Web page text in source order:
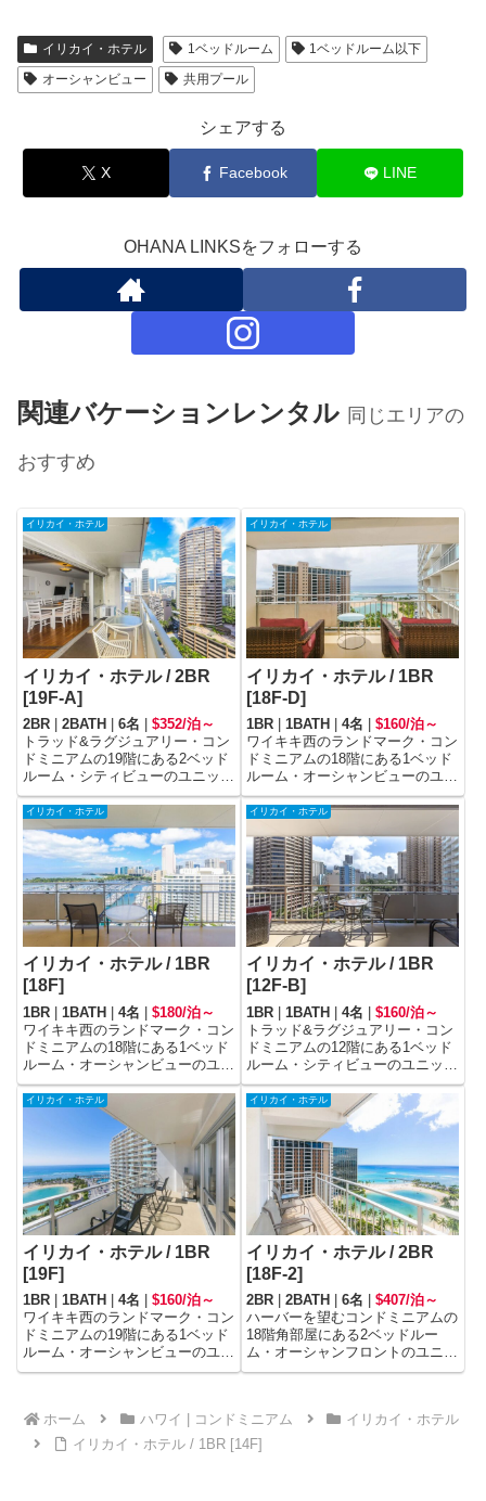
イリカイ・ホテル 1ベッドルーム
1ベッドルーム以下
オーシャンビュー
共用プール
シェアする
X Facebook LINE
OHANA LINKSをフォローする
関連バケーションレンタル 同じエリアの
おすすめ
イリカイ・ホテル
イリカイ・ホテル / 2BR
[19F-A]
2BR 2BATH 6名
$352/泊～
トラッド&ラグジュアリー・コン
ドミニアムの19階にある2ベッド
ルーム・シティビューのユニット
です。
イリカイ・ホテル
イリカイ・ホテル / 1BR
[18F-D]
1BR| 1BATH 4名
$160/泊～
ワイキキ西のランドマーク・コン
ドミニアムの18階にある1ベッド
ルーム・オーシャンビューのユニ
ットです。
イリカイ・ホテル
イリカイ・ホテル / 1BR
[18F]
1BR | 1BATH | 4名 | $180/泊～
ワイキキ西のランドマーク・コン
ドミニアムの18階にある1ベッド
ルーム・オーシャンビューのユニ
ットです。
イリカイ・ホテル
イリカイ・ホテル / 1BR
[12F-B]
1BR| 1BATH| 4名 | $160/泊～
トラッド&ラグジュアリー・コン
ドミニアムの12階にある1ベッド
ルーム・シティビューのユニット
です。
イリカイ・ホテル
イリカイ・ホテル / 1BR
[19F]
1BR 1BATH 4名
$160/泊～
ワイキキ西のランドマーク・コン
ドミニアムの19階にある1ベッド
ルーム・オーシャンビューのユニ
ットです。
イリカイ・ホテル
イリカイ・ホテル / 2BR
[18F-2]
2BR| 2BATH 6名
$407/泊～
ハーバーを望むコンドミニアムの
18階角部屋にある2ベッドルー
ム・オーシャンフロントのユニッ
トです。
ホーム ハワイ | コンドミニアム
イリカイ・ホテル
イリカイ・ホテル / 1BR [14F]